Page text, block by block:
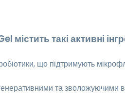
містить такі активні
що підтримують
та зволожуючими